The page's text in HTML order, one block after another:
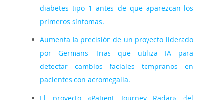
diabetes tipo 1 antes de que aparezcan los
primeros síntomas.
Aumenta la precisión de un proyecto liderado
por Germans Trias que utiliza IA para
detectar cambios faciales tempranos en
pacientes con acromegalia.
El proyecto «Patient Journey Radar» del